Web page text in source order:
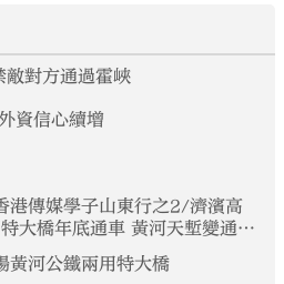
敵對方通過霍峽
資信心續增
港傳媒學子山東行之2/濟濱高
大橋年底通車 黃河天塹變通途
黃河公鐵兩用特大橋